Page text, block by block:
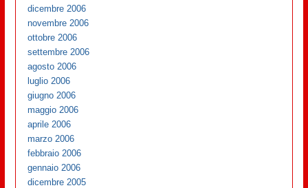
dicembre 2006
novembre 2006
ottobre 2006
settembre 2006
agosto 2006
luglio 2006
giugno 2006
maggio 2006
aprile 2006
marzo 2006
febbraio 2006
gennaio 2006
dicembre 2005